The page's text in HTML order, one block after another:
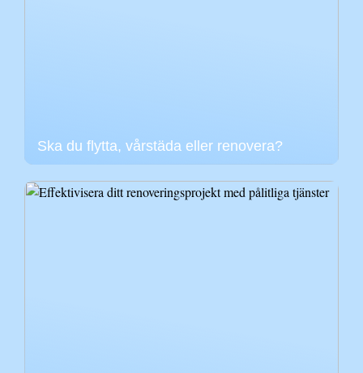
Ska du flytta, vårstäda eller renovera?